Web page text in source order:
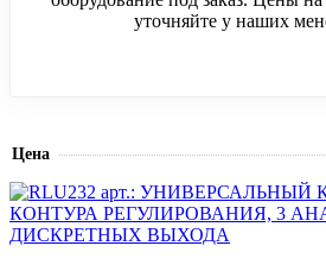
уточняйте у наших
Цена